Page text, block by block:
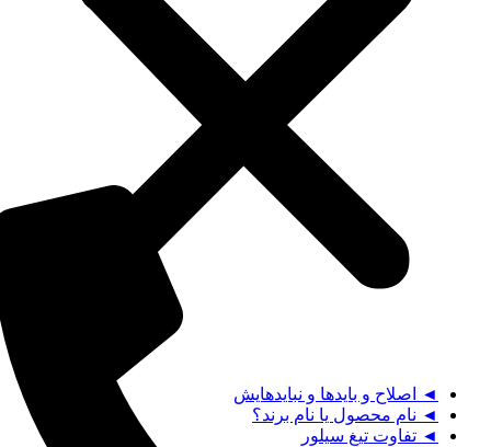
◄ اصلاح و بایدها و نبایدهایش
◄ نام محصول یا نام برند؟
◄ تفاوت تیغ سیلور